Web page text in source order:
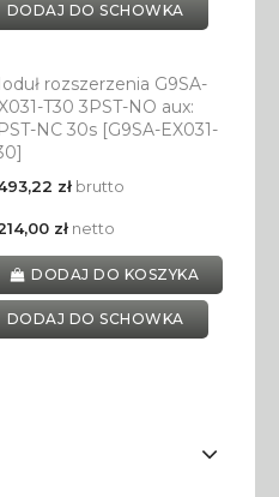
DODAJ DO SCHOWKA
rozszerzenia G9SA-
T30 3PST-NO aux:
NC 30s [G9SA-EX031-
złbrutto
złnetto
DODAJ DO KOSZYKA
DODAJ DO SCHOWKA